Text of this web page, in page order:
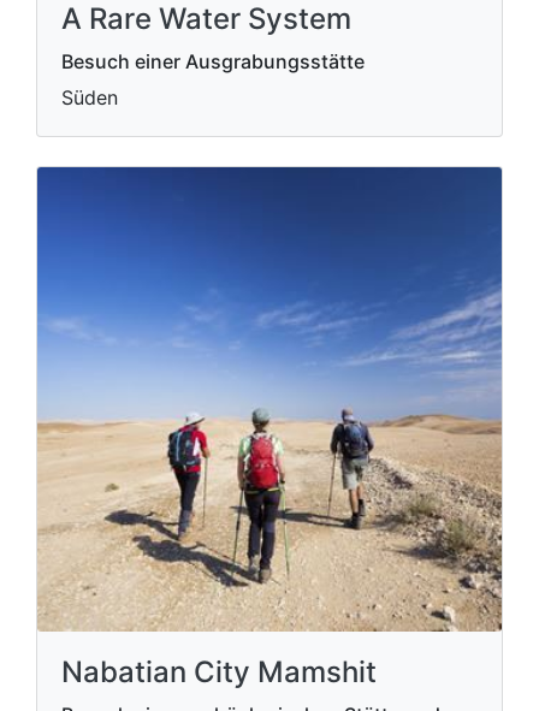
A Rare Water System
Besuch einer Ausgrabungsstätte
Süden
Nabatian City Mamshit